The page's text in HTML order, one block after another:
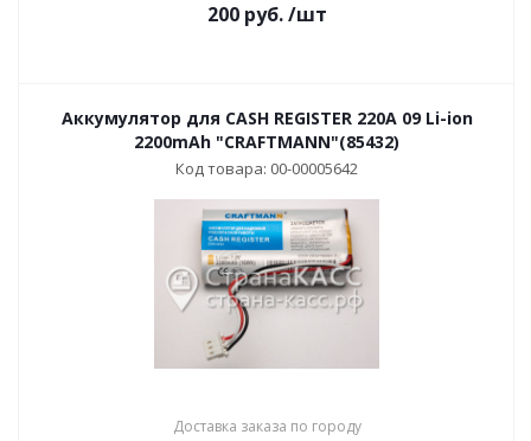
200руб. /шт
Аккумулятор для CASH REGISTER 220A 09 Li-ion
2200mAh "CRAFTMANN"(85432)
Код товара: 00-00005642
Доставка заказа по городу